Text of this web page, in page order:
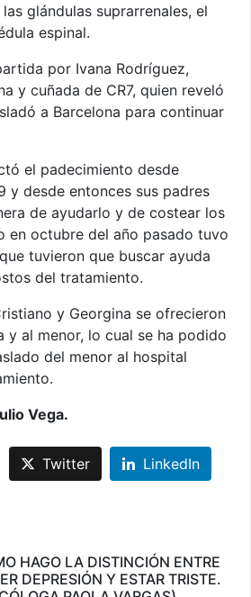
glándulas suprarrenales, el
espinal.
por Ivana Rodríguez,
y cuñada de CR7, quien reveló
a Barcelona para continuar
el padecimiento desde
y desde entonces sus padres
de ayudarlo y de costear los
en octubre del año pasado tuvo
tuvieron que buscar ayuda
del tratamiento.
y Georgina se ofrecieron
y al menor, lo cual se ha podido
del menor al hospital
Vega.
Twitter LinkedIn
HAGO LA DISTINCIÓN ENTRE
DEPRESIÓN Y ESTAR TRISTE.